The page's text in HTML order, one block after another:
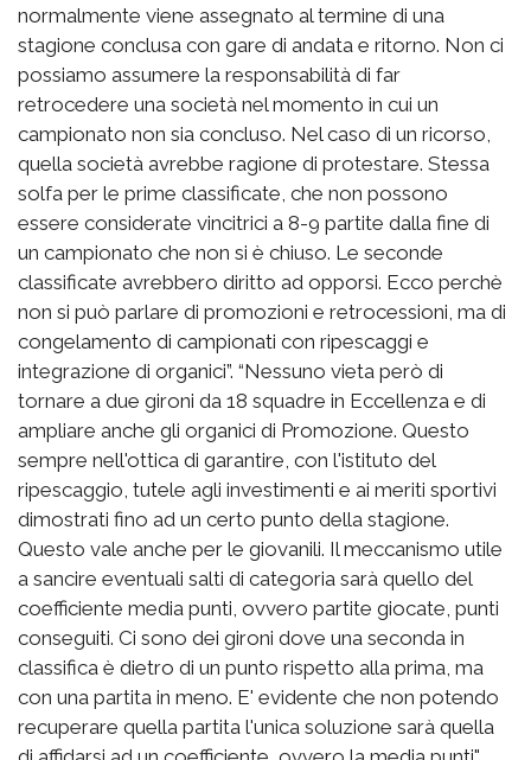
normalmente viene assegnato al termine di una
stagione conclusa con gare di andata e ritorno. Non ci
possiamo assumere la responsabilità di far
retrocedere una società nel momento in cui un
campionato non sia concluso. Nel caso di un ricorso,
quella società avrebbe ragione di protestare. Stessa
solfa per le prime classificate, che non possono
essere considerate vincitrici a 8-9 partite dalla fine di
un campionato che non si è chiuso. Le seconde
classificate avrebbero diritto ad opporsi. Ecco perchè
non si può parlare di promozioni e retrocessioni, ma di
congelamento di campionati con ripescaggi e
integrazione di organici”. “Nessuno vieta però di
tornare a due gironi da 18 squadre in Eccellenza e di
ampliare anche gli organici di Promozione. Questo
sempre nell'ottica di garantire, con l'istituto del
ripescaggio, tutele agli investimenti e ai meriti sportivi
dimostrati fino ad un certo punto della stagione.
Questo vale anche per le giovanili. Il meccanismo utile
a sancire eventuali salti di categoria sarà quello del
coefficiente media punti, ovvero partite giocate, punti
conseguiti. Ci sono dei gironi dove una seconda in
classifica è dietro di un punto rispetto alla prima, ma
con una partita in meno. E' evidente che non potendo
recuperare quella partita l'unica soluzione sarà quella